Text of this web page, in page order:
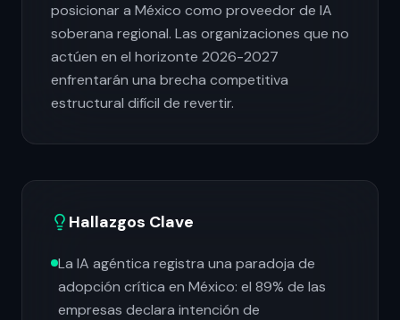
posicionar a México como proveedor de IA
soberana regional. Las organizaciones que no
actúen en el horizonte 2026-2027
enfrentarán una brecha competitiva
estructural difícil de revertir.
Hallazgos Clave
La IA agéntica registra una paradoja de
adopción crítica en México: el 89% de las
empresas declara intención de